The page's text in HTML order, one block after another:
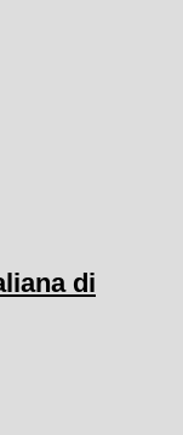
di